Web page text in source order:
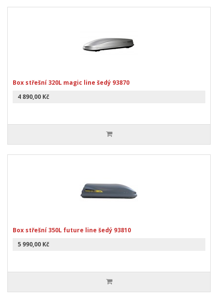
Box střešní 320L magic line šedý 93870
4 890,00 Kč
Box střešní 350L future line šedý 93810
5 990,00 Kč